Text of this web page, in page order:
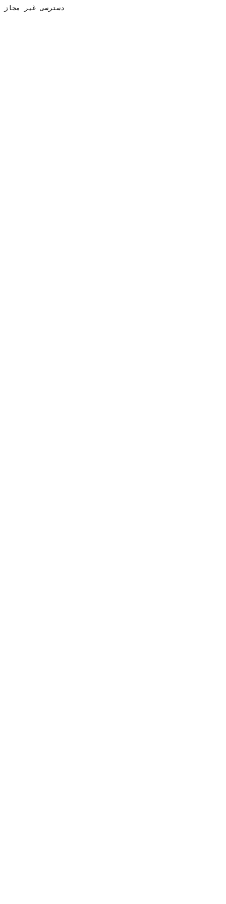
دسترسی غیر مجاز